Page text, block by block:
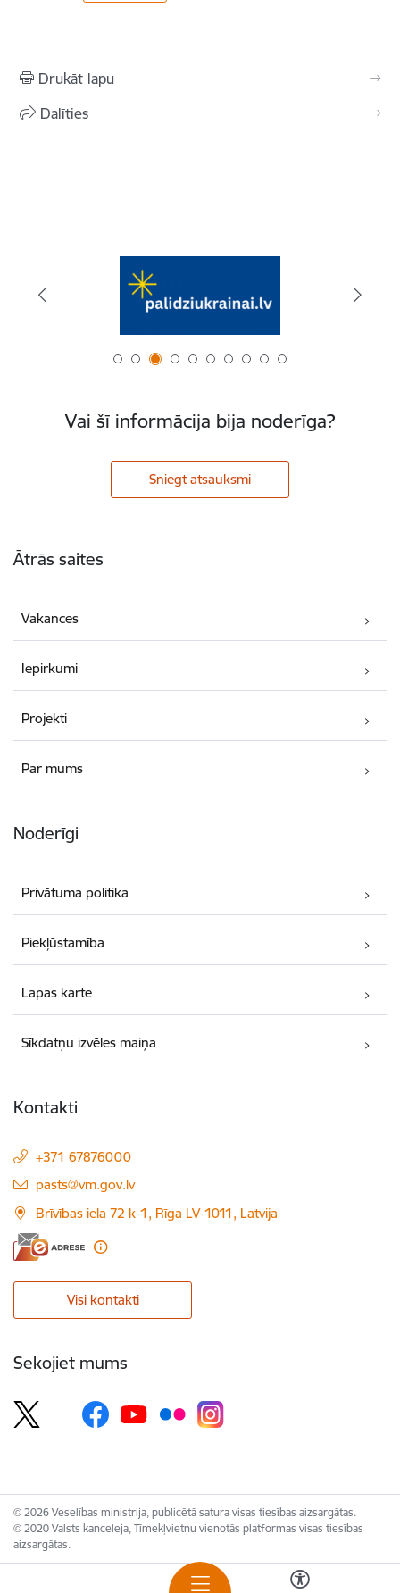
Drukāt lapu
Dalīties
Vai šī informācija bija noderīga?
Sniegt atsauksmi
Ātrās saites
Vakances
Iepirkumi
Projekti
Par mums
Noderīgi
Privātuma politika
Piekļūstamība
Lapas karte
Sīkdatņu izvēles maiņa
Kontakti
+371 67876000
E-pasts:
pasts@vm.gov.lv
Brīvības iela 72 k-1, Rīga LV-1011, Latvija
Visi kontakti
Sekojiet mums
© 2026 Veselības ministrija, publicētā satura visas tiesības aizsargātas.
© 2020 Valsts kanceleja, Tīmekļvietņu vienotās platformas visas tiesības
aizsargātas.